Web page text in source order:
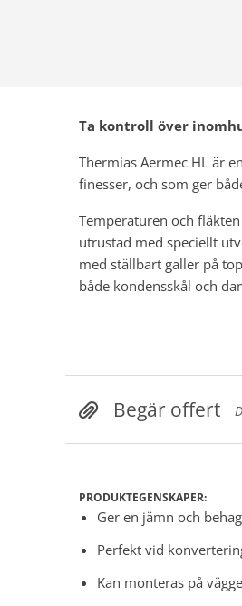
Ta kontroll över
Thermias Aermec HL är
finesser, och som ger
Temperaturen och
utrustad med speciellt
med ställbart galler på
både kondensskål och
Begär offert
PRODUKTEGENSKAPER:
Ger en jämn och
Perfekt vid
Kan monteras på